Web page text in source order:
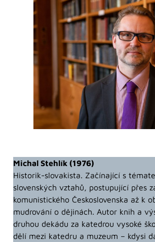
Michal Stehlík (1976)
Historik-slovakista. Začínající s
slovenských vztahů, postupující přes
komunistického Československa až k
mudrování o dějinách. Autor knih a
druhou dekádu za katedrou vysoké
dělí mezi katedru a muzeum – kdysi